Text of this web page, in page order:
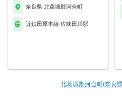
奈良県 北葛城郡河合町
近鉄田原本線 佐味田川駅
北葛城郡河合町(奈良